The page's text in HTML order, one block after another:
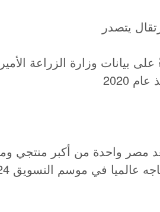
يتصدر
على بيانات وزارة الزراعة
مصر واحدة من أكبر منتجي